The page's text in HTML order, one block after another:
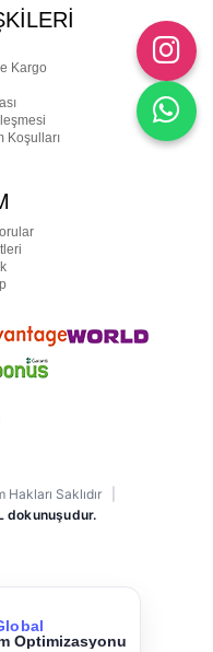
Kargo
Koşulları
Saklıdır
dokunuşudur.
Ads Yönetimi